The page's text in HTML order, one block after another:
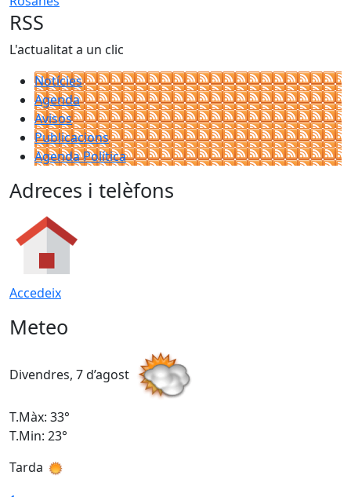
RSS
L'actualitat a un clic
Notícies
Agenda
Avisos
Publicacions
Agenda Política
Adreces i telèfons
Accedeix
Meteo
Divendres, 7 d’agost
T.Màx: 33°
T.Min: 23°
Tarda